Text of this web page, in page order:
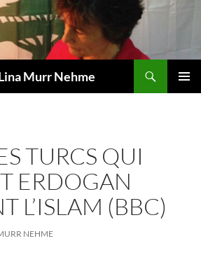
Murr Nehme
TURCS QUI
ERDOGAN
L’ISLAM (BBC)
NEHME